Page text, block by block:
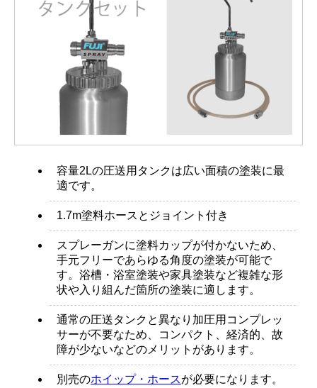
容量2Lの圧送用タンクは広い面積の塗装に最
適です。
1.7m塗料ホースとジョイント付き
スプレーガンに塗料カップが付かないため、
手元フリーであらゆる角度の塗装が可能で
す。浴槽・浴室塗装や家具塗装など複雑な形
状や入り組んだ箇所の塗装に適します。
通常の圧送タンクと異なり加圧用コンプレッ
サーが不要なため、コンパクト、経済的、故
障が少ないなどのメリットがあります。
別売のホイップ・ホースが必要になります。